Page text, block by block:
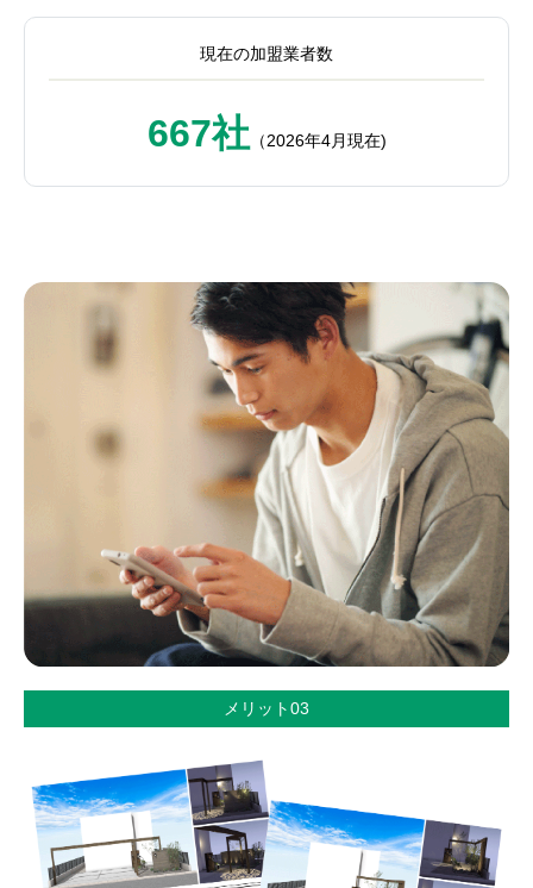
現在の加盟業者数
667社 （2026年4月現在)
メリット03